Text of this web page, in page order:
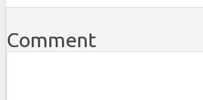
Comment